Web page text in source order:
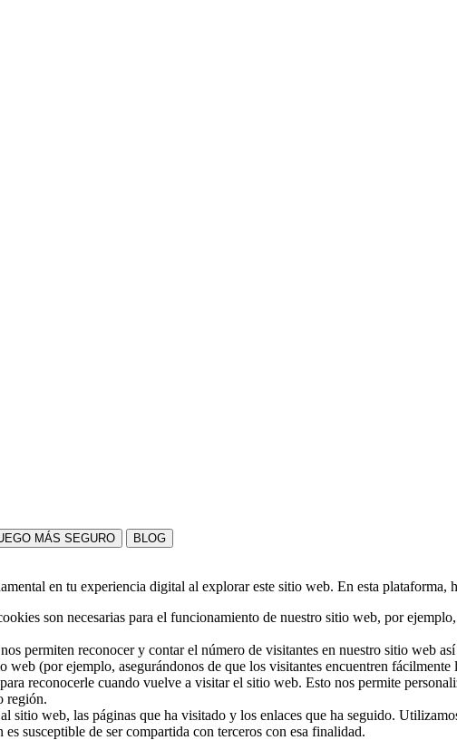
MÁS SEGURO BLOG
en tu experiencia digital al explorar este sitio web. En esta plataforma,
son necesarias para el funcionamiento de nuestro sitio web, por
permiten reconocer y contar el número de visitantes en nuestro sitio web
(por ejemplo, asegurándonos de que los visitantes encuentren fácilmente
reconocerle cuando vuelve a visitar el sitio web. Esto nos permite
región.
sitio web, las páginas que ha visitado y los enlaces que ha seguido.
susceptible de ser compartida con terceros con esa finalidad.